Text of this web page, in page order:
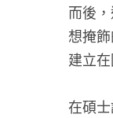
而後
想掩
建立
在碩